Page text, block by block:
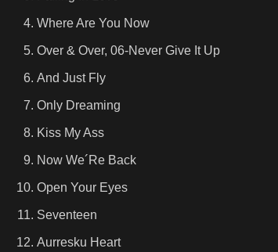
Where Are You Now
Over & Over, 06-Never Give It Up
And Just Fly
Only Dreaming
Kiss My Ass
Now We´Re Back
Open Your Eyes
Seventeen
Aurresku Heart